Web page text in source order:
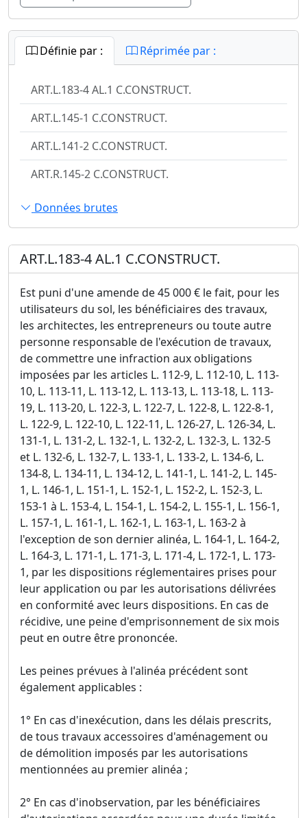
Définie par : Réprimée par :
ART.L.183-4 AL.1 C.CONSTRUCT.
ART.L.145-1 C.CONSTRUCT.
ART.L.141-2 C.CONSTRUCT.
ART.R.145-2 C.CONSTRUCT.
Données brutes
ART.L.183-4 AL.1 C.CONSTRUCT.
Est puni d'une amende de 45 000 € le fait, pour les
utilisateurs du sol, les bénéficiaires des travaux,
les architectes, les entrepreneurs ou toute autre
personne responsable de l'exécution de travaux,
de commettre une infraction aux obligations
imposées par les articles L. 112-9, L. 112-10, L. 113-
10, L. 113-11, L. 113-12, L. 113-13, L. 113-18, L. 113-
19, L. 113-20, L. 122-3, L. 122-7, L. 122-8, L. 122-8-1,
L. 122-9, L. 122-10, L. 122-11, L. 126-27, L. 126-34, L.
131-1, L. 131-2, L. 132-1, L. 132-2, L. 132-3, L. 132-5
et L. 132-6, L. 132-7, L. 133-1, L. 133-2, L. 134-6, L.
134-8, L. 134-11, L. 134-12, L. 141-1, L. 141-2, L. 145-
1, L. 146-1, L. 151-1, L. 152-1, L. 152-2, L. 152-3, L.
153-1 à L. 153-4, L. 154-1, L. 154-2, L. 155-1, L. 156-1,
L. 157-1, L. 161-1, L. 162-1, L. 163-1, L. 163-2 à
l'exception de son dernier alinéa, L. 164-1, L. 164-2,
L. 164-3, L. 171-1, L. 171-3, L. 171-4, L. 172-1, L. 173-
1, par les dispositions réglementaires prises pour
leur application ou par les autorisations délivrées
en conformité avec leurs dispositions. En cas de
récidive, une peine d'emprisonnement de six mois
peut en outre être prononcée.
Les peines prévues à l'alinéa précédent sont
également applicables :
1° En cas d'inexécution, dans les délais prescrits,
de tous travaux accessoires d'aménagement ou
de démolition imposés par les autorisations
mentionnées au premier alinéa ;
2° En cas d'inobservation, par les bénéficiaires